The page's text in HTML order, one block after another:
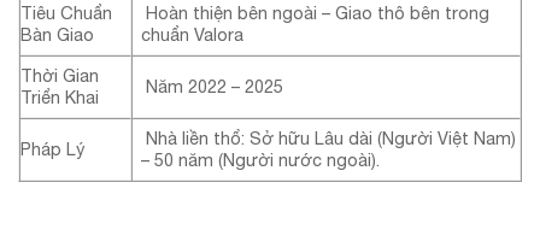
Tiêu Chuẩn
Bàn Giao
Hoàn thiện bên ngoài – Giao thô bên trong
chuẩn Valora
Thời Gian
Triển Khai
Năm 2022 – 2025
Pháp Lý
Nhà liền thổ: Sở hữu Lâu dài (Người Việt Nam)
– 50 năm (Người nước ngoài).